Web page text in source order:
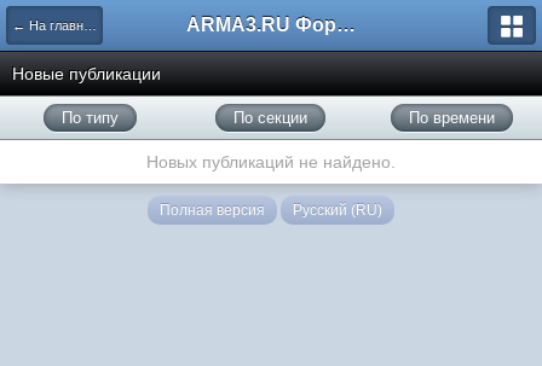
← На главную ARMA3.RU Форум
Новые публикации
По типу По секции По времени
Новых публикаций не найдено.
Полная версия Русский (RU)